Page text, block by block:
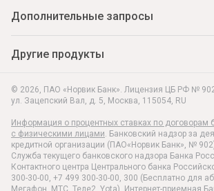
© 2026, ПАО «Норвик Банк». Лицензия ЦБ РФ № 902
ул. Зацепский Вал, д. 5, Москва, 115054, RU
Информация о процентных ставках по договорам
с физическими лицами. Банковский надзор за
кредитной организации (ПАО«Норвик Банк», №
Служба текущего банковского надзора Банка
Контактного центра Центрального банка
300-30-00, +7 499 300-30-00, 300 (Бесплатно для
Мегафон, МТС, Теле2, Yota).
Интернет-приемная
Дополнительные запросы
Другие продукты